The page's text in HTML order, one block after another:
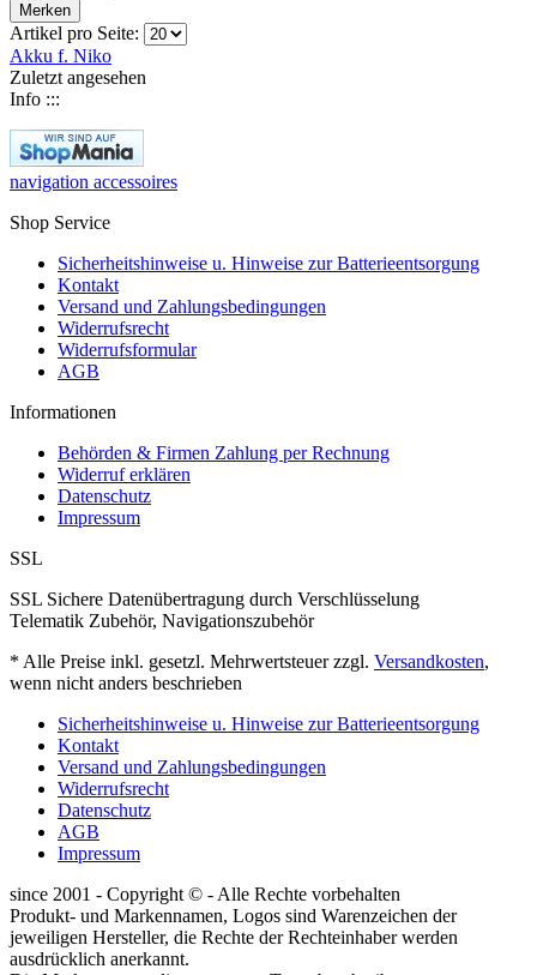
Merken
Artikel pro Seite:
Akku f. Niko
Zuletzt angesehen
Info :::
navigation accessoires
Shop Service
Sicherheitshinweise u. Hinweise zur Batterieentsorgung
Kontakt
Versand und Zahlungsbedingungen
Widerrufsrecht
Widerrufsformular
AGB
Informationen
Behörden & Firmen Zahlung per Rechnung
Widerruf erklären
Datenschutz
Impressum
SSL
SSL Sichere Datenübertragung durch Verschlüsselung
Telematik Zubehör, Navigationszubehör
* Alle Preise inkl. gesetzl. Mehrwertsteuer zzgl. Versandkosten,
wenn nicht anders beschrieben
Sicherheitshinweise u. Hinweise zur Batterieentsorgung
Kontakt
Versand und Zahlungsbedingungen
Widerrufsrecht
Datenschutz
AGB
Impressum
since 2001 - Copyright © - Alle Rechte vorbehalten
Produkt- und Markennamen, Logos sind Warenzeichen der
jeweiligen Hersteller, die Rechte der Rechteinhaber werden
ausdrücklich anerkannt.